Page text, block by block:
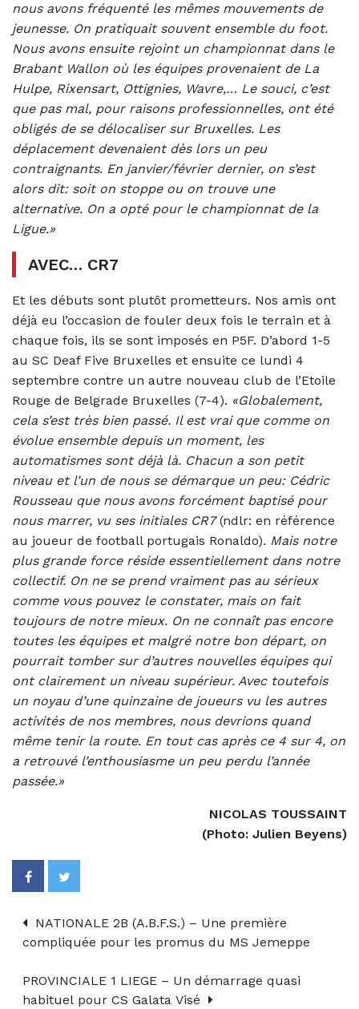
nous avons fréquenté les mêmes mouvements de
jeunesse. On pratiquait souvent ensemble du foot.
Nous avons ensuite rejoint un championnat dans le
Brabant Wallon où les équipes provenaient de La
Hulpe, Rixensart, Ottignies, Wavre,… Le souci, c’est
que pas mal, pour raisons professionnelles, ont été
obligés de se délocaliser sur Bruxelles. Les
déplacement devenaient dès lors un peu
contraignants. En janvier/février dernier, on s’est
alors dit: soit on stoppe ou on trouve une
alternative. On a opté pour le championnat de la
Ligue.»
AVEC… CR7
Et les débuts sont plutôt prometteurs. Nos amis ont
déjà eu l’occasion de fouler deux fois le terrain et à
chaque fois, ils se sont imposés en P5F. D’abord 1-5
au SC Deaf Five Bruxelles et ensuite ce lundi 4
septembre contre un autre nouveau club de l’Etoile
Rouge de Belgrade Bruxelles (7-4). «Globalement,
cela s’est très bien passé. Il est vrai que comme on
évolue ensemble depuis un moment, les
automatismes sont déjà là. Chacun a son petit
niveau et l’un de nous se démarque un peu: Cédric
Rousseau que nous avons forcément baptisé pour
nous marrer, vu ses initiales CR7(ndlr: en référence
au joueur de football portugais Ronaldo). Mais notre
plus grandeforce réside essentiellement dans notre
collectif. On ne se prend vraiment pas au sérieux
comme vous pouvez le constater, mais on fait
toujours de notre mieux. On ne connaît pas encore
toutes les équipes et malgré notre bon départ, on
pourrait tomber sur d’autres nouvelles équipes qui
ont clairement un niveau supérieur. Avec toutefois
un noyau d’une quinzaine de joueurs vu les autres
activités de nos membres, nous devrions quand
même tenir la route. En tout cas après ce 4 sur 4, on
a retrouvé l’enthousiasme un peu perdu l’année
passée.»
NICOLAS TOUSSAINT
(Photo: Julien Beyens)
NATIONALE 2B (A.B.F.S.) – Une première
compliquée pour les promus du MS Jemeppe
PROVINCIALE 1 LIEGE – Un démarrage quasi
habituel pour CS Galata Visé